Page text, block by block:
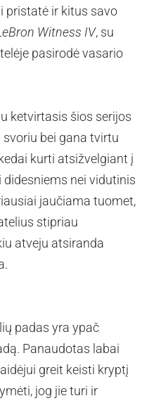
pristatė ir kitus savo
Witness IV, su
pasirodė vasario
ketvirtasis šios serijos
bei gana tvirtu
kurti atsižvelgiant į
didesniems nei vidutinis
jaučiama tuomet,
stipriau
atveju atsiranda
padas yra ypač
Panaudotas labai
greit keisti kryptį
jog jie turi ir